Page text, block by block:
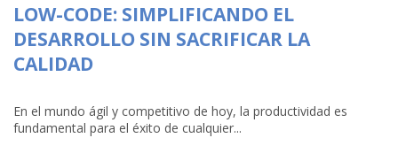
LOW-CODE: SIMPLIFICANDO EL
DESARROLLO SIN SACRIFICAR LA
CALIDAD
En el mundo ágil y competitivo de hoy, la productividad es
fundamental para el éxito de cualquier...